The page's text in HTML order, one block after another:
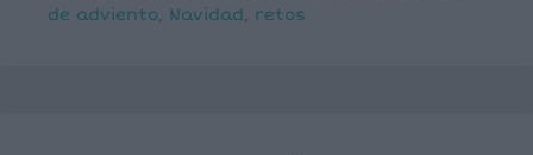
de adviento, Navidad, retos